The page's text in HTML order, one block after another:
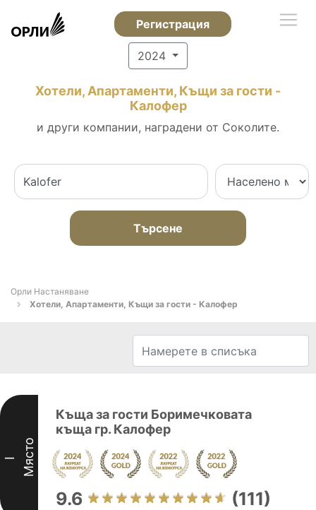
Регистрация
2024
Хотели, Апартаменти, Къщи за гости -
Калофер
и други компании, наградени от Соколите.
Търсене
Орли Настаняване
Хотели, Апартаменти, Къщи за гости - Калофер
I Място
Къща за гости Боримечковата
къща гр. Калофер
9.6 (111)